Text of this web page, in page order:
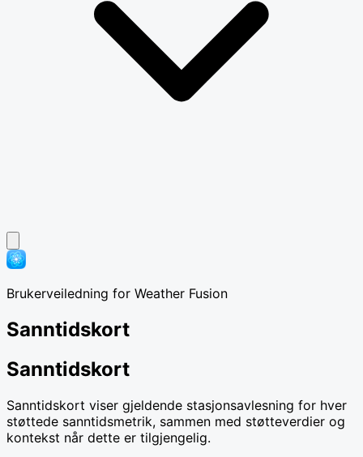
Brukerveiledning for Weather Fusion
Sanntidskort
Sanntidskort
Sanntidskort viser gjeldende stasjonsavlesning for hver
støttede sanntidsmetrik, sammen med støtteverdier og
kontekst når dette er tilgjengelig.